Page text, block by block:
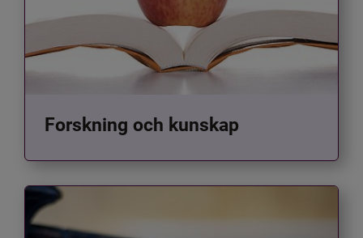
Forskning och kunskap